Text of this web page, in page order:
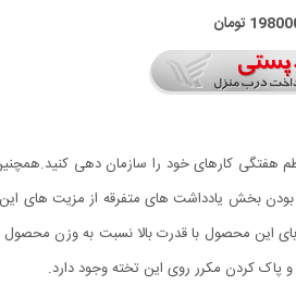
تومان
هفتگی کارهای خود را سازمان دهی
بودن بخش یادداشت های متفرقه از مزیت
این محصول با قدرت بالا نسبت به وزن
کردن مکرر روی این تخته وجود دارد.